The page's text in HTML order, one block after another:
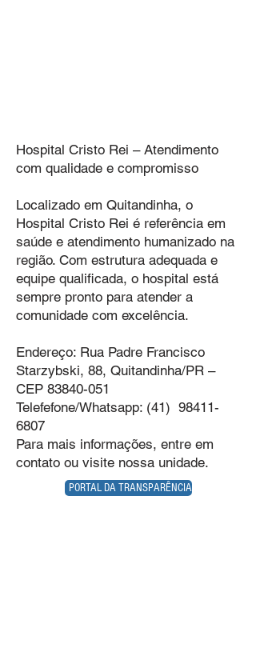
Hospital Cristo Rei – Atendimento
com qualidade e compromisso
Localizado em Quitandinha, o
Hospital Cristo Rei é referência em
saúde e atendimento humanizado na
região. Com estrutura adequada e
equipe qualificada, o hospital está
sempre pronto para atender a
comunidade com excelência.
Endereço: Rua Padre Francisco
Starzybski, 88, Quitandinha/PR –
CEP 83840-051
Telefefone/Whatsapp: (41) 98411-
6807
Para mais informações, entre em
contato ou visite nossa unidade.
PORTAL DA TRANSPARÊNCIA